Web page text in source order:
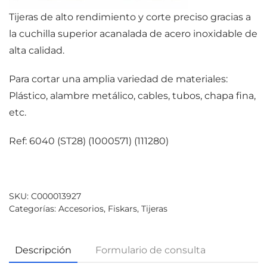
Tijeras de alto rendimiento y corte preciso gracias a
la cuchilla superior acanalada de acero inoxidable de
alta calidad.
Para cortar una amplia variedad de materiales:
Plástico, alambre metálico, cables, tubos, chapa fina,
etc.
Ref: 6040 (ST28) (1000571) (111280)
SKU: C000013927
Categorías: Accesorios, Fiskars, Tijeras
Descripción Formulario de consulta